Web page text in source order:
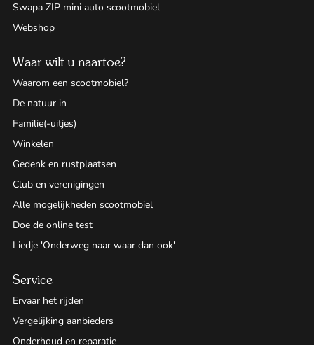
Swapa ZIP mini auto scootmobiel
Webshop
Waar wilt u naartoe?
Waarom een scootmobiel?
De natuur in
Familie(-uitjes)
Winkelen
Gedenk en rustplaatsen
Club en verenigingen
Alle mogelijkheden scootmobiel
Doe de online test
Liedje 'Onderweg naar waar dan ook'
Service
Ervaar het rijden
Vergelijking aanbieders
Onderhoud en reparatie